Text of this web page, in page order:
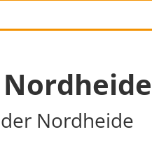
Nordheide